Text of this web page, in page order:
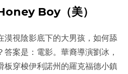
Boy（美）
漠視陰影底下的大男孩，如何舔
案是：電影。華裔導演劉冰，
板穿梭伊利諾州的羅克福德小鎮